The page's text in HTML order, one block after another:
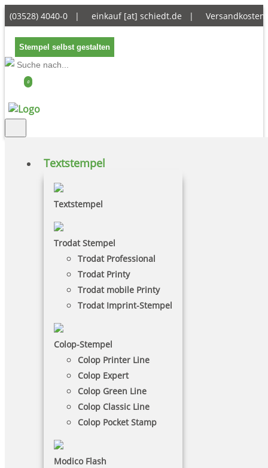
(03528) 4040-0 | einkauf [at] schiedt.de |
Stempel selbst gestalten
0
Textstempel
Textstempel
Trodat Stempel
Trodat Professional
Trodat Printy
Trodat mobile Printy
Trodat Imprint-Stempel
Colop-Stempel
Colop Printer Line
Colop Expert
Colop Green Line
Colop Classic Line
Colop Pocket Stamp
Modico Flash
Warenkorb
Ihr Warenkorb ist leer.
Zusammenfassung
Zwischensumme
Versandkosten
inkl. 19 % Mwst.
Gesamtsumme
weiter einkaufen
Ihr Warenkorb ist leer.